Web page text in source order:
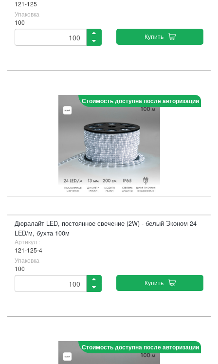
121-125
Упаковка
100
Купить
Стоимость доступна после авторизации
Дюралайт LED, постоянное свечение (2W) - белый Эконом 24
LED/м, бухта 100м
Артикул :
121-125-4
Упаковка
100
Купить
Стоимость доступна после авторизации